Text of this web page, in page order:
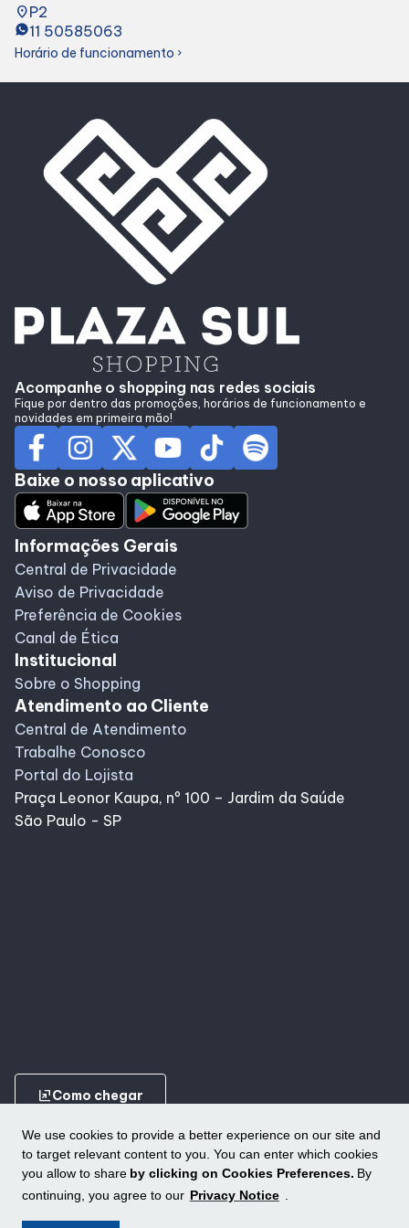
We use cookies to provide a better experience on our site and
to target relevant content to you. You can enter which cookies
you allow to share by clicking on Cookies Preferences. By
continuing, you agree to our Privacy Notice .
Delivery de Alimentação
placeP2
11 50585063
Horário de funcionamento chevron_right
Acompanhe o shopping nas redes sociais
Fique por dentro das promoções, horários de funcionamento e
novidades em primeira mão!
Baixe o nosso aplicativo
Informações Gerais
Central de Privacidade
Aviso de Privacidade
Preferência de Cookies
Canal de Ética
Institucional
Sobre o Shopping
Atendimento ao Cliente
Central de Atendimento
Trabalhe Conosco
Portal do Lojista
Praça Leonor Kaupa, nº 100 – Jardim da Saúde
São Paulo - SP
ungroupComo chegar